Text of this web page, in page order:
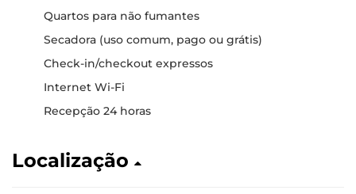
Quartos para não fumantes
Secadora (uso comum, pago ou grátis)
Check-in/checkout expressos
Internet Wi-Fi
Recepção 24 horas
Localização